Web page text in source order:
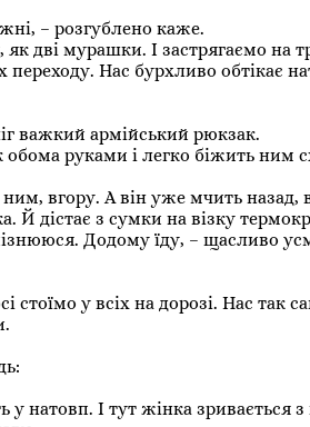
– розгублено каже.
дві мурашки. І застрягаємо на
переходу. Нас бурхливо обтікає
важкий армійський рюкзак.
обома руками і легко біжить ним
вгору. А він уже мчить
Й дістає з сумки на візку
Додому їду, – щасливо
стоїмо у всіх на дорозі. Нас так
натовп. І тут жінка зривається з